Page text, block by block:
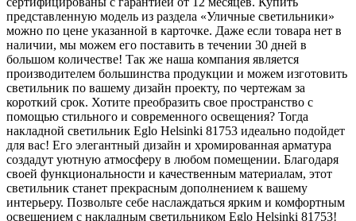
представленную модель из раздела «Уличные светильники»
можно по цене указанной в карточке. Даже если товара нет в
наличии, мы можем его поставить в течении 30 дней в
большом количестве! Так же наша компания является
производителем большинства продукции и можем изготовить
светильник по вашему дизайн проекту, по чертежам за
короткий срок. Хотите преобразить свое пространство с
помощью стильного и современного освещения? Тогда
накладной светильник Eglo Helsinki 81753 идеально подойдет
для вас! Его элегантный дизайн и хромированная арматура
создадут уютную атмосферу в любом помещении. Благодаря
своей функциональности и качественным материалам, этот
светильник станет прекрасным дополнением к вашему
интерьеру. Позвольте себе наслаждаться ярким и комфортным
освещением с накладным светильником Eglo Helsinki 81753!